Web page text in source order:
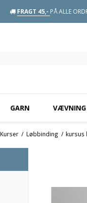
FRAGT 45,- PÅ ALLE
GARN VÆVNING
Kurser / Løbbinding / kursus